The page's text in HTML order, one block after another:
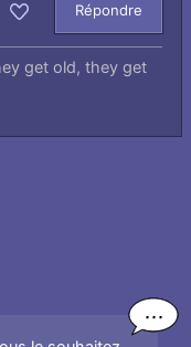
Répondre
get old, they get